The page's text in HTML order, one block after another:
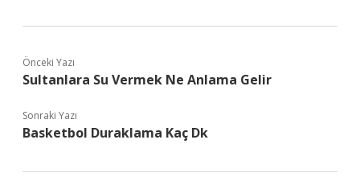
Önceki Yazı
Sultanlara Su Vermek Ne Anlama Gelir
Sonraki Yazı
Basketbol Duraklama Kaç Dk